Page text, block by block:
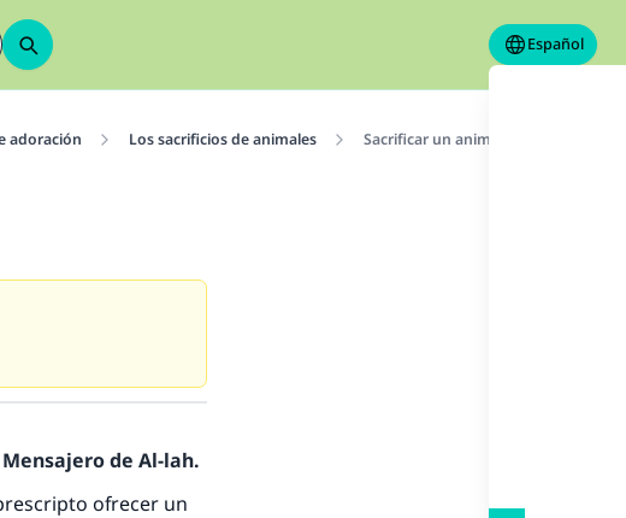
Español
adoración Los sacrificios de animales Sacrificar un animal (udíyah) por el
de Al-lah.
ofrecer un